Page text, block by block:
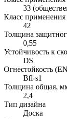
33
Класс
42
Толщина
0,55
Устойчивость к
DS
Огнестойкость
Bfl-s1
Толщина общая,
2,4
Тип дизайна
Доска